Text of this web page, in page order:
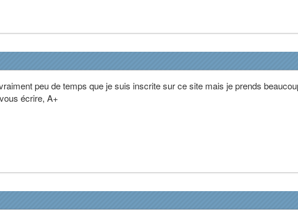
peu de temps que je suis inscrite sur ce site mais je prends
écrire, A+